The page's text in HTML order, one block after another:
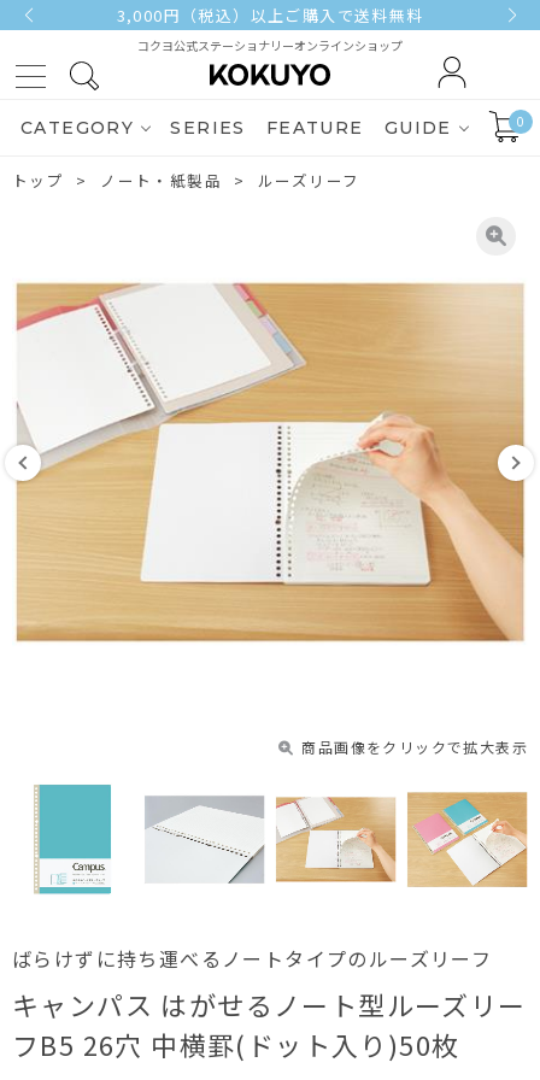
3,000円（税込）以上ご購入で送料無料
コクヨ公式ステーショナリーオンラインショップ
CATEGORY SERIES FEATURE GUIDE 0
トップ ノート・紙製品 ルーズリーフ
商品画像をクリックで拡大表示
ばらけずに持ち運べるノートタイプのルーズリーフ
キャンパス はがせるノート型ルーズリー
フB5 26穴 中横罫(ドット入り)50枚